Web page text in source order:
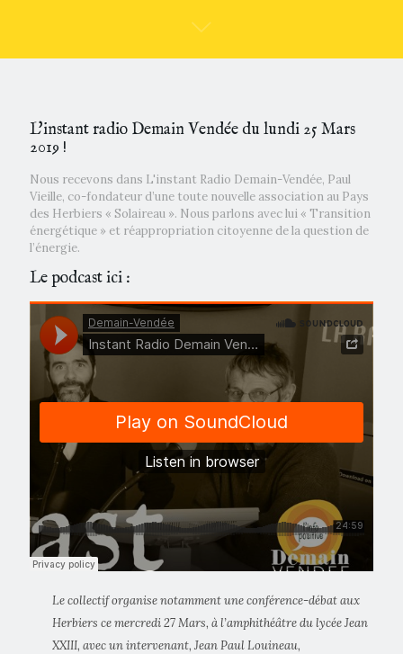
L'instant radio Demain Vendée du lundi 25 Mars
2019 !
Nous recevons dans L'instant Radio Demain-Vendée, Paul
Vieille, co-fondateur d’une toute nouvelle association au Pays
des Herbiers « Solaireau ». Nous parlons avec lui « Transition
énergétique » et réappropriation citoyenne de la question de
l’énergie.
Le podcast ici :
Le collectif organise notamment une conférence-débat aux
Herbiers ce mercredi 27 Mars, à l’amphithéâtre du lycée Jean
XXIII, avec un intervenant, Jean Paul Louineau,